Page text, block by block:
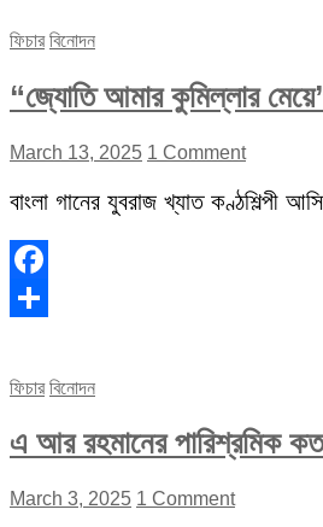
ফিচার বিনোদন
“জ্যোতি আমার কুমিল্লার
March 13, 2025 1 Comment
বাংলা গানের যুবরাজ খ্যাত কণ্ঠশিল্পী
Facebook
ফিচার বিনোদন
এ আর রহমানের পারিশ্রমিক কত
March 3, 2025 1 Comment